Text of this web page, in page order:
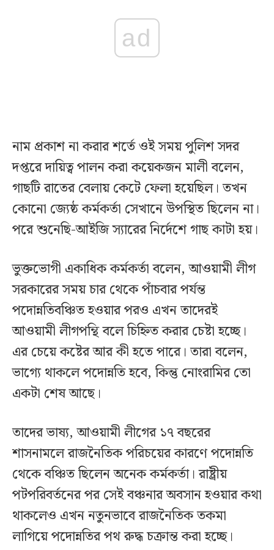
ad
নাম প্রকাশ না করার শর্তে ওই সময় পুলিশ সদর
দপ্তরে দায়িত্ব পালন করা কয়েকজন মালী বলেন,
গাছটি রাতের বেলায় কেটে ফেলা হয়েছিল। তখন
কোনো জ্যেষ্ঠ কর্মকর্তা সেখানে উপস্থিত ছিলেন না।
পরে শুনেছি-আইজি স্যারের নির্দেশে গাছ কাটা হয়।
ভুক্তভোগী একাধিক কর্মকর্তা বলেন, আওয়ামী লীগ
সরকারের সময় চার থেকে পাঁচবার পর্যন্ত
পদোন্নতিবঞ্চিত হওয়ার পরও এখন তাদেরই
আওয়ামী লীগপন্থি বলে চিহ্নিত করার চেষ্টা হচ্ছে।
এর চেয়ে কষ্টের আর কী হতে পারে। তারা বলেন,
ভাগ্যে থাকলে পদোন্নতি হবে, কিন্তু নোংরামির তো
একটা শেষ আছে।
তাদের ভাষ্য, আওয়ামী লীগের ১৭ বছরের
শাসনামলে রাজনৈতিক পরিচয়ের কারণে পদোন্নতি
থেকে বঞ্চিত ছিলেন অনেক কর্মকর্তা। রাষ্ট্রীয়
পটপরিবর্তনের পর সেই বঞ্চনার অবসান হওয়ার কথা
থাকলেও এখন নতুনভাবে রাজনৈতিক তকমা
লাগিয়ে পদোন্নতির পথ রুদ্ধ চক্রান্ত করা হচ্ছে।